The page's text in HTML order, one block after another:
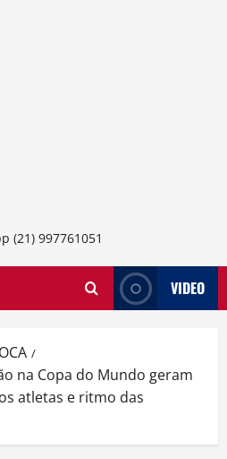
(21) 997761051
VIDEO
na Copa do Mundo geram
atletas e ritmo das